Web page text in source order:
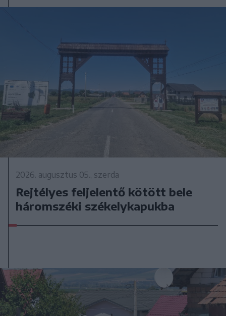
2026. augusztus 05., szerda
Rejtélyes feljelentő kötött bele
háromszéki székelykapukba